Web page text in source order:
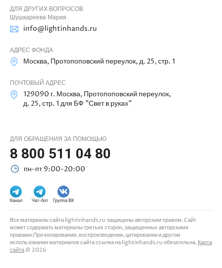
ДЛЯ ДРУГИХ ВОПРОСОВ
Шушкареева Мария
info@lightinhands.ru
АДРЕС ФОНДА
Москва, Протопоповский переулок, д. 25, стр. 1
ПОЧТОВЫЙ АДРЕС
129090 г. Москва, Протопоповский переулок,
д. 25, стр. 1 для БФ "Свет в руках"
ДЛЯ ОБРАЩЕНИЯ ЗА ПОМОЩЬЮ
8 800 511 04 80
пн-пт 9:00-20:00
Канал Чат-бот Группа ВК
Все материалы сайта lightinhands.ru защищены авторским правом. Cайт
может содержать материалы третьих сторон, защищенных авторскими
правами.При копировании, воспроизведении, цитировании и другом
использовании материалов сайта ссылка на lightinhands.ru обязательна. Карта
сайта © 2026